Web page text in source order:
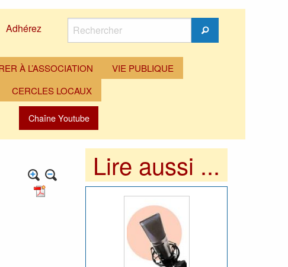
Adhérez
Rechercher
Rechercher
À L’ASSOCIATION
VIE PUBLIQUE
CERCLES LOCAUX
Chaîne Youtube
Lire aussi ...